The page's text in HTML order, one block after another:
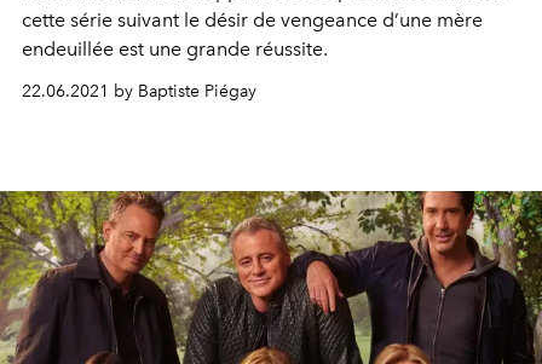
cette série suivant le désir de vengeance d’une mère
endeuillée est une grande réussite.
22.06.2021 by Baptiste Piégay